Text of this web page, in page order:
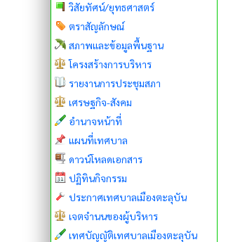
วิสัยทัศน์/ยุทธศาสตร์
ตราสัญลักษณ์
สภาพและข้อมูลพื้นฐาน
โครงสร้างการบริหาร
รายงานการประชุมสภา
เศรษฐกิจ-สังคม
อำนาจหน้าที่
แผนที่เทศบาล
ดาวน์โหลดเอกสาร
ปฏิทินกิจกรรม
ประกาศเทศบาลเมืองตะลุบัน
เจตจำนนของผู้บริหาร
เทศบัญญัติเทศบาลเมืองตะลุบัน